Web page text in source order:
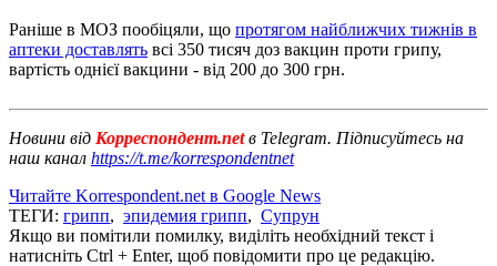
Раніше в МОЗ пообіцяли, що протягом найближчих тижнів в
аптеки доставлять всі 350 тисяч доз вакцин проти грипу,
вартість однієї вакцини - від 200 до 300 грн.
Новини від Корреспондент.netв Telegram. Підписуйтесь на
наш канал https://t.me/korrespondentnet
Читайте Korrespondent.net в Google News
ТЕГИ: грипп, эпидемия грипп, Супрун
Якщо ви помітили помилку, виділіть необхідний текст і
натисніть Ctrl + Enter, щоб повідомити про це редакцію.